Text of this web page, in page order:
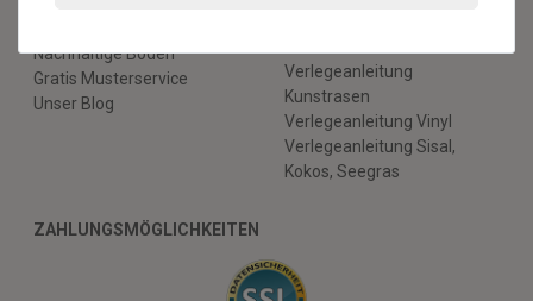
Nachhaltige Böden
Gratis Musterservice
Unser Blog
Verlegeanleitung
Kunstrasen
Verlegeanleitung Vinyl
Verlegeanleitung Sisal,
Kokos, Seegras
ZAHLUNGSMÖGLICHKEITEN